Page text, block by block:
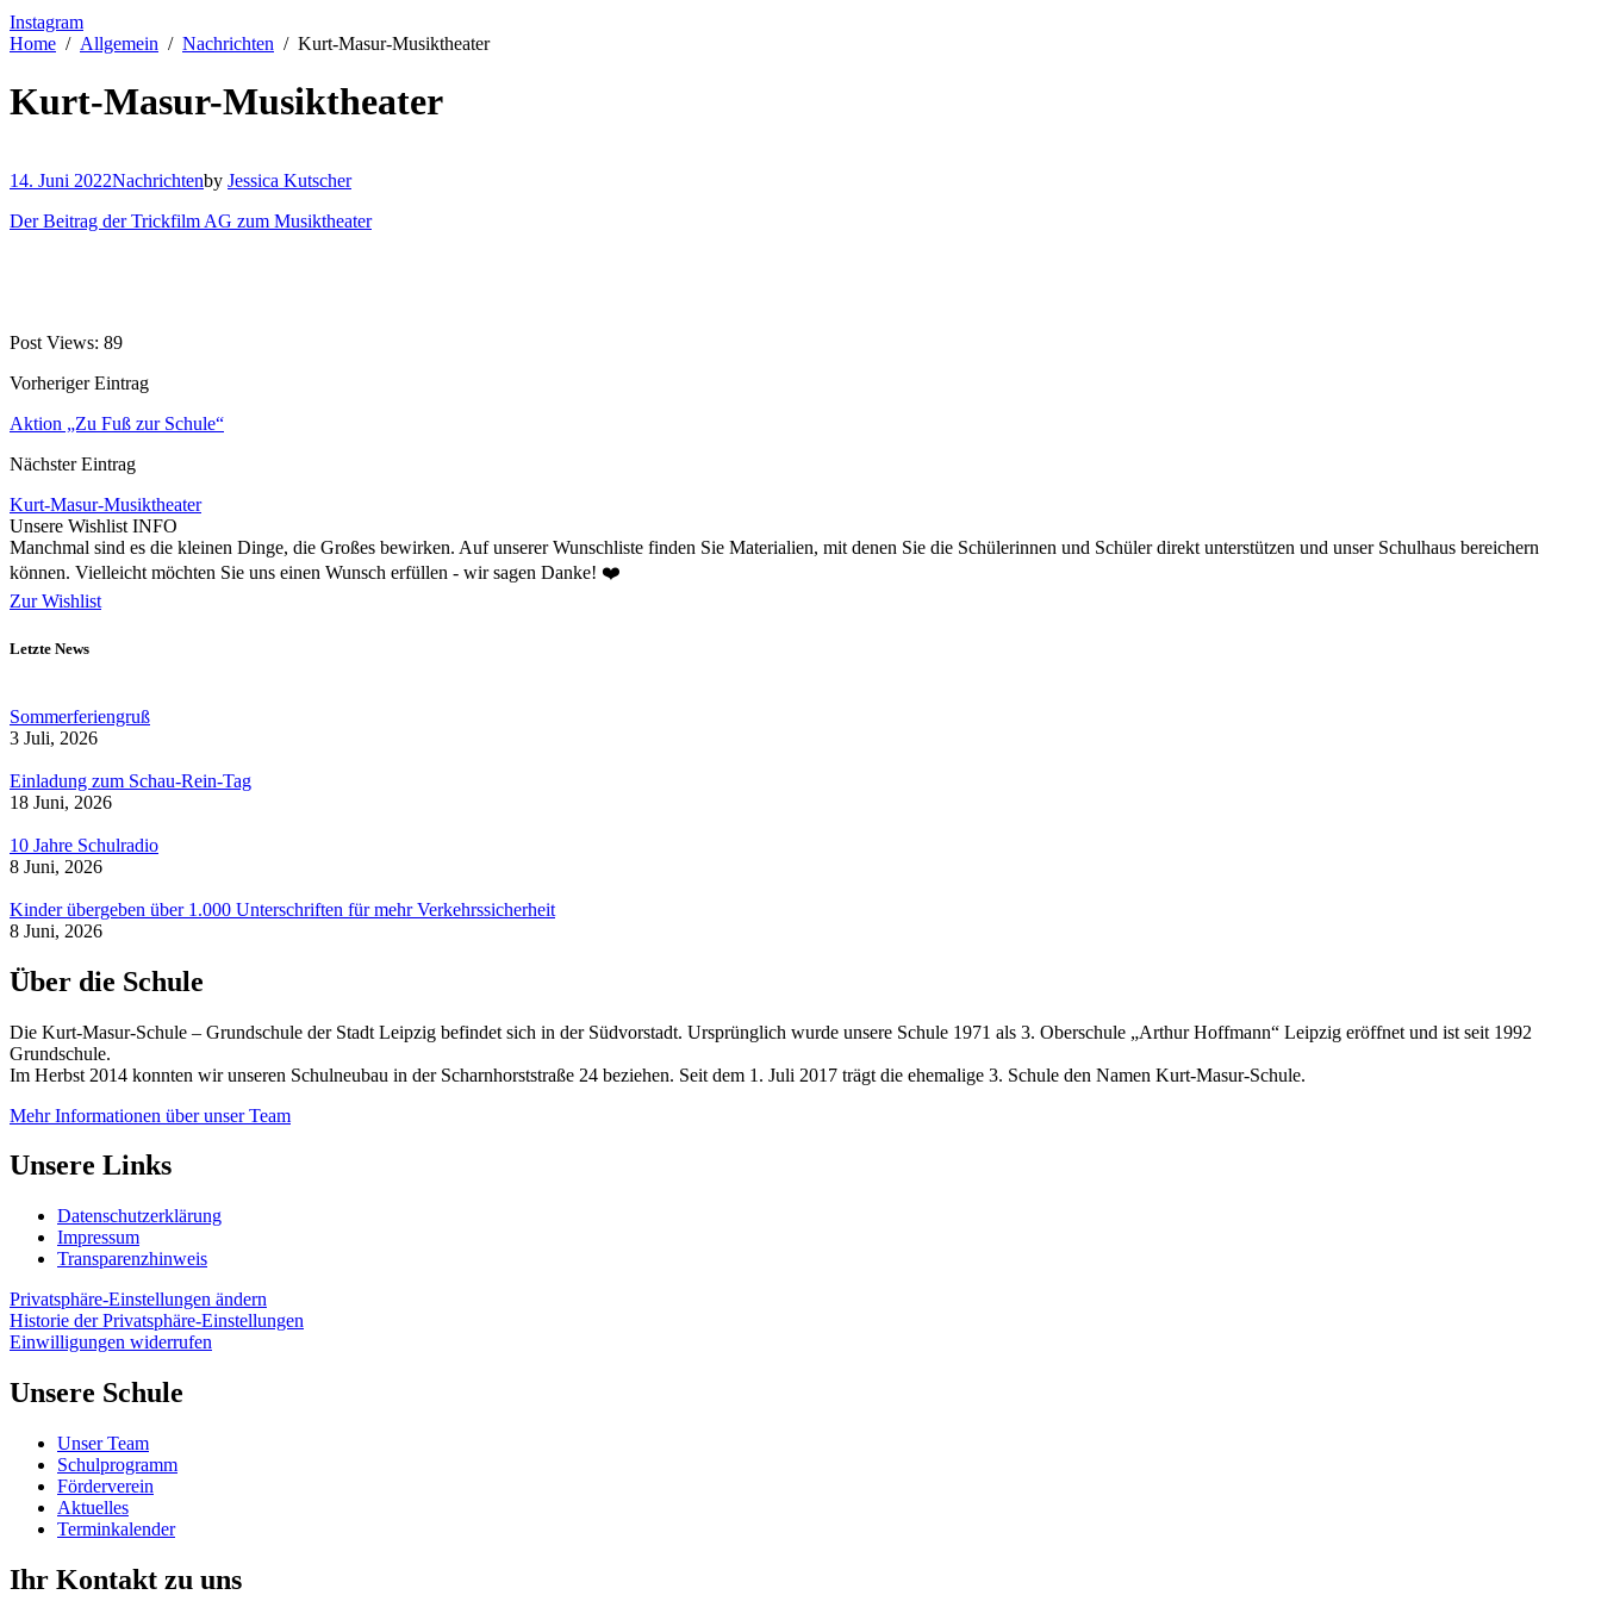
Instagram
Home
Allgemein Nachrichten Kurt-Masur-Musiktheater
Kurt-Masur-Musiktheater
14. Juni 2022Nachrichtenby Jessica Kutscher
Der Beitrag der Trickfilm AG zum Musiktheater
Post Views: 89
Vorheriger Eintrag
Aktion „Zu Fuß zur Schule“
Nächster Eintrag
Kurt-Masur-Musiktheater
Unsere WishlistINFO
Manchmal sind es die kleinen Dinge, die Großes bewirken. Auf unserer Wunschliste finden Sie Materialien, mit denen Sie die Schülerinnen und Schüler direkt unterstützen und unser Schulhaus bereichern
können. Vielleicht möchten Sie uns einen Wunsch erfüllen - wir sagen Danke! ❤️
Zur Wishlist
Letzte News
Sommerferiengruß
3 Juli, 2026
Einladung zum Schau-Rein-Tag
18 Juni, 2026
10 Jahre Schulradio
8 Juni, 2026
Kinder übergeben über 1.000 Unterschriften für mehr Verkehrssicherheit
8 Juni, 2026
Über die Schule
Die Kurt-Masur-Schule – Grundschule der Stadt Leipzig befindet sich in der Südvorstadt. Ursprünglich wurde unsere Schule 1971 als 3. Oberschule „Arthur Hoffmann“ Leipzig eröffnet und ist seit 1992
Grundschule.
Im Herbst 2014 konnten wir unseren Schulneubau in der Scharnhorststraße 24 beziehen. Seit dem 1. Juli 2017 trägt die ehemalige 3. Schule den Namen Kurt-Masur-Schule.
Mehr Informationen über unser Team
Unsere Links
Datenschutzerklärung
Impressum
Transparenzhinweis
Privatsphäre-Einstellungen ändern
Historie der Privatsphäre-Einstellungen
Einwilligungen widerrufen
Unsere Schule
Unser Team
Schulprogramm
Förderverein
Aktuelles
Terminkalender
Ihr Kontakt zu uns